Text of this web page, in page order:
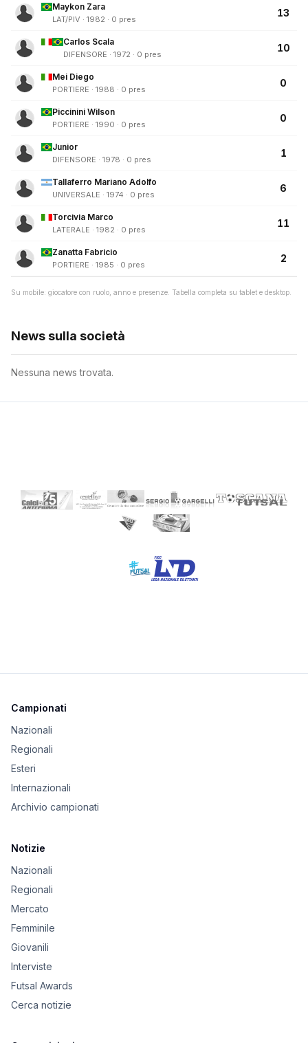
Maykon Zara
LAT/PIV · 1982 · 0 pres
13
Carlos Scala
DIFENSORE · 1972 · 0 pres
10
Mei Diego
PORTIERE · 1988 · 0 pres
0
Piccinini Wilson
PORTIERE · 1990 · 0 pres
0
Junior
DIFENSORE · 1978 · 0 pres
1
Tallaferro Mariano Adolfo
UNIVERSALE · 1974 · 0 pres
6
Torcivia Marco
LATERALE · 1982 · 0 pres
11
Zanatta Fabricio
PORTIERE · 1985 · 0 pres
2
Su mobile: giocatore con ruolo, anno e presenze. Tabella completa su tablet e desktop.
News sulla società
Nessuna news trovata.
Campionati
Nazionali
Regionali
Esteri
Internazionali
Archivio campionati
Notizie
Nazionali
Regionali
Mercato
Femminile
Giovanili
Interviste
Futsal Awards
Cerca notizie